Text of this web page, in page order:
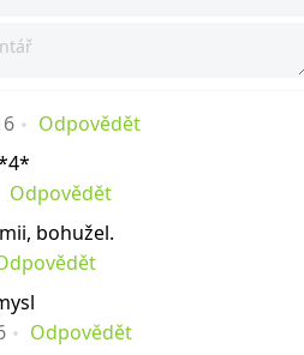
Odpovědět
Odpovědět
bohužel.
Odpovědět